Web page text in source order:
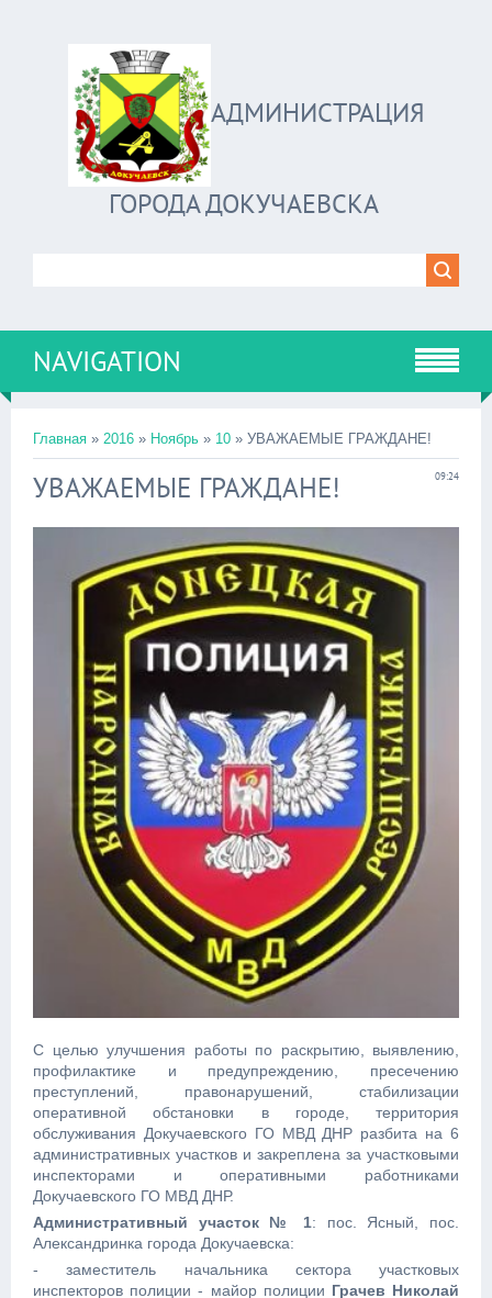
АДМИНИСТРАЦИЯ
ГОРОДА ДОКУЧАЕВСКА
NAVIGATION
Главная » 2016 » Ноябрь » 10 » УВАЖАЕМЫЕ ГРАЖДАНЕ!
09:24
УВАЖАЕМЫЕ ГРАЖДАНЕ!
С целью улучшения работы по раскрытию, выявлению,
профилактике и предупреждению, пресечению
преступлений, правонарушений, стабилизации
оперативной обстановки в городе, территория
обслуживания Докучаевского ГО МВД ДНР разбита на 6
административных участков и закреплена за участковыми
инспекторами и оперативными работниками
Докучаевского ГО МВД ДНР.
Административный участок № 1: пос. Ясный, пос.
Александринка города Докучаевска:
- заместитель начальника сектора участковых
инспекторов полиции - майор полиции Грачев Николай